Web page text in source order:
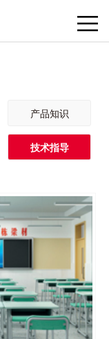
产品知识
技术指导